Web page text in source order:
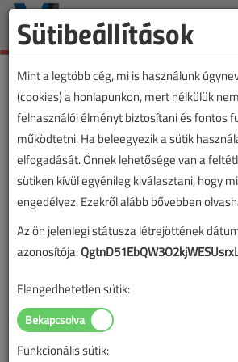
Sütibeállítások
Mint a legtöbb cég, mi is használunk
(cookies) a honlapunkon, mert nélkülük
felhasználói élményt biztosítani és fontos
működtetni. Ha beleegyezik a sütik
elfogadását. Önnek lehetősége van a
sütiken kívül egyénileg kiválasztani, hogy
engedélyez. Ezekről alább bővebben
Az ön jelenlegi státusza létrejöttének
azonosítója:
Elengedhetetlen sütik:
Funkcionális sütik: